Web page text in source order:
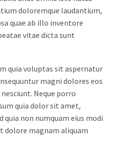
doloremque laudantium,
quae ab illo inventore
vitae dicta sunt
quia voluptas sit aspernatur
magni dolores eos
Neque porro
quia dolor sit amet,
quia non numquam eius modi
dolore magnam aliquam